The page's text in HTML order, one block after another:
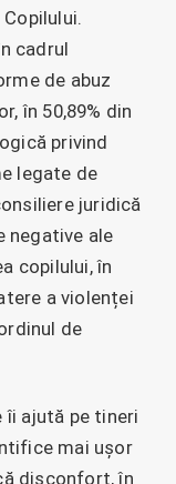
cadrul
de abuz
în 50,89% din
privind
legate de
juridică
negative ale
copilului, în
a violenței
de
ajută pe tineri
mai ușor
disconfort, în